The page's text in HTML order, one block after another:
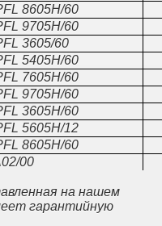
8605H/60
9705H/60
3605/60
5405H/60
7605H/60
9705H/60
3605H/60
5605H/12
8605H/60
00
на нашем
гарантийную